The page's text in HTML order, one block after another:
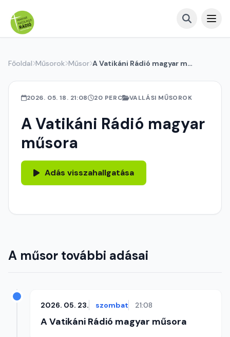
Főoldal Műsorok Műsor A Vatikáni Rádió magyar műsora
2026. 05. 18. 21:08 20 PERC VALLÁSI MŰSOROK
A Vatikáni Rádió magyar
műsora
Adás visszahallgatása
A műsor további adásai
2026. 05. 23. szombat 21:08
A Vatikáni Rádió magyar műsora